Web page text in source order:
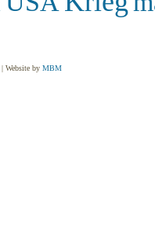
| Website byMBM